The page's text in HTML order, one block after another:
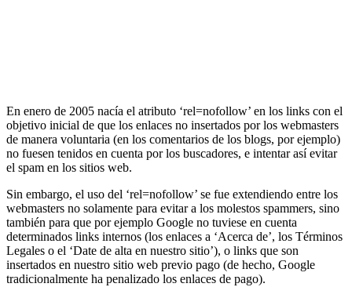
En enero de 2005 nacía el atributo ‘rel=nofollow’ en los links con el
objetivo inicial de que los enlaces no insertados por los webmasters
de manera voluntaria (en los comentarios de los blogs, por ejemplo)
no fuesen tenidos en cuenta por los buscadores, e intentar así evitar
el spam en los sitios web.
Sin embargo, el uso del ‘rel=nofollow’ se fue extendiendo entre los
webmasters no solamente para evitar a los molestos spammers, sino
también para que por ejemplo Google no tuviese en cuenta
determinados links internos (los enlaces a ‘Acerca de’, los Términos
Legales o el ‘Date de alta en nuestro sitio’), o links que son
insertados en nuestro sitio web previo pago (de hecho, Google
tradicionalmente ha penalizado los enlaces de pago).